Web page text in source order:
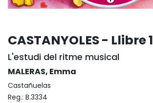
CASTANYOLES - Llibre 1
L'estudi del ritme musical
MALERAS, Emma
Castañuelas
Reg.: B.3334